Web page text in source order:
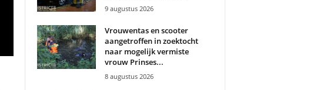
9 augustus 2026
Vrouwentas en scooter
aangetroffen in zoektocht
naar mogelijk vermiste
vrouw Prinses...
8 augustus 2026